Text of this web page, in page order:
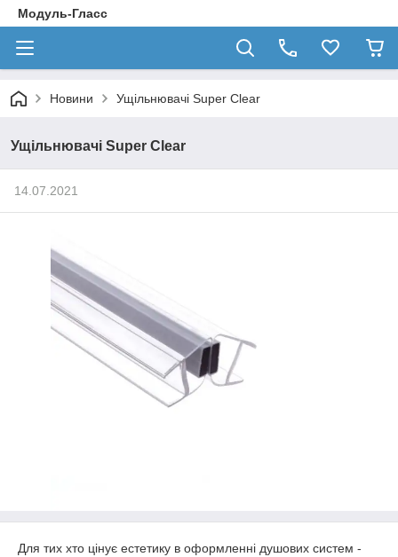
Модуль-Гласс
Новини Ущільнювачі Super Clear
Ущільнювачі Super Clear
14.07.2021
Для тих хто цінує естетику в оформленні душових систем -